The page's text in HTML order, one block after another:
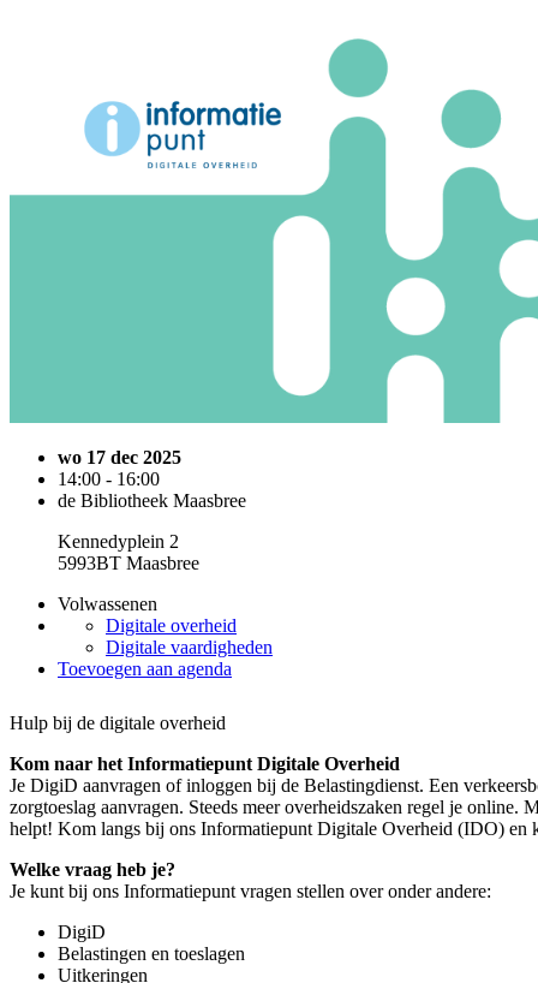
wo 17 dec 2025
14:00 - 16:00
de Bibliotheek Maasbree
Kennedyplein 2
5993BT Maasbree
Volwassenen
Digitale overheid
Digitale vaardigheden
Toevoegen aan agenda
Hulp bij de digitale overheid
Kom naar het Informatiepunt Digitale Overheid
Je DigiD aanvragen of inloggen bij de Belastingdienst. Een
zorgtoeslag aanvragen. Steeds meer overheidszaken regel je online.
helpt! Kom langs bij ons Informatiepunt Digitale Overheid (IDO) en
Welke vraag heb je?
Je kunt bij ons Informatiepunt vragen stellen over onder andere:
DigiD
Belastingen en toeslagen
Uitkeringen